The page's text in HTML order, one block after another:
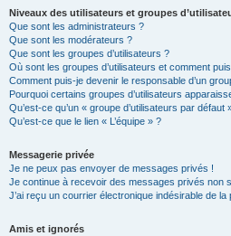
Niveaux des utilisateurs et groupes
Que sont les administrateurs ?
Que sont les modérateurs ?
Que sont les groupes d’utilisateurs ?
Où sont les groupes d’utilisateurs et comment
Comment puis-je devenir le responsable d’un
Pourquoi certains groupes d’utilisateurs
Qu’est-ce qu’un « groupe d’utilisateurs par défaut
Qu’est-ce que le lien « L’équipe » ?
Messagerie privée
Je ne peux pas envoyer de messages privés !
Je continue à recevoir des messages privés non
J’ai reçu un courrier électronique indésirable de la
Amis et ignorés